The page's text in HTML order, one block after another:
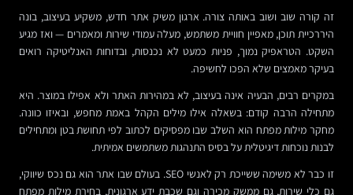
זה קורה שוב ושוב באותה צורה. ארגון משיק אתר חדש, משקיע בעיצוב, בונה
היררכיית תוכן, מאפיין חוויית משתמש, מעלה עמודי שירות ומאמרים — ואז מגיע
השקט. הטראפיק נמוך, פניות כמעט לא נכנסות, ובדוחות האנליטיקה רואים
בעיקר מאמצים שלא הפכו לחשיפה.
במקרים רבים, הבעיה אינה בעיצוב, לא במהירות האתר ולא אפילו במוצר. היא
מתחילה הרבה קודם: בשאלה אילו מילים הקהל באמת מחפש, ובאיזו כוונה.
מחקר מילות מפתח הוא השלב שבו מפסיקים לכתוב לפי תחושת בטן ומתחילים
לבנות נוכחות דיגיטלית על בסיס התנהגות משתמשים אמיתית.
זו כבר לא משימה ששייכת רק לאנשי SEO. בעולם שבו אתר הוא גם נכס שיווקי,
גם כלי שירות, גם ממשק מכירה וגם שכבת ידע ארגונית, בחירת מילות מפתח